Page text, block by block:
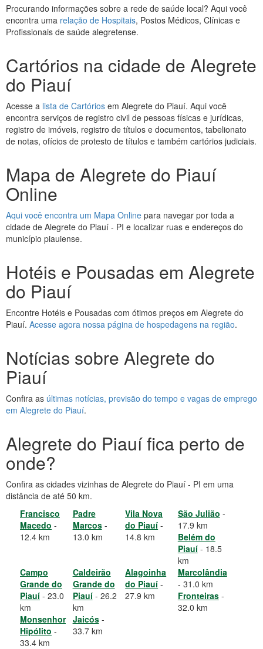
Procurando informações sobre a rede de saúde local? Aqui você
encontra uma relação de Hospitais, Postos Médicos, Clínicas e
Profissionais de saúde alegretense.
Cartórios na cidade de Alegrete
do Piauí
Acesse a lista de Cartórios em Alegrete do Piauí. Aqui você
encontra serviços de registro civil de pessoas físicas e jurídicas,
registro de imóveis, registro de títulos e documentos, tabelionato
de notas, ofícios de protesto de títulos e também cartórios judiciais.
Mapa de Alegrete do Piauí
Online
Aqui você encontra um Mapa Online para navegar por toda a
cidade de Alegrete do Piauí - PI e localizar ruas e endereços do
município piauiense.
Hotéis e Pousadas em Alegrete
do Piauí
Encontre Hotéis e Pousadas com ótimos preços em Alegrete do
Piauí. Acesse agora nossa página de hospedagens na região.
Notícias sobre Alegrete do
Piauí
Confira as últimas notícias, previsão do tempo e vagas de emprego
em Alegrete do Piauí.
Alegrete do Piauí fica perto de
onde?
Confira as cidades vizinhas de Alegrete do Piauí - PI em uma
distância de até 50 km.
Francisco
Macedo -
12.4 km
Padre
Marcos-
13.0 km
Vila Nova
do Piauí -
14.8 km
São Julião -
17.9 km
Belém do
Piauí- 18.5
km
Campo
Grande do
Piauí - 23.0
km
Caldeirão
Grande do
Piauí- 26.2
km
Alagoinha
do Piauí -
27.9 km
Marcolândia
- 31.0 km
Fronteiras-
32.0 km
Monsenhor
Hipólito -
33.4 km
Jaicós-
33.7 km